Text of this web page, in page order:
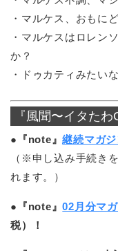
・マルケス、おもに
・マルケスはロレン
か？
・ドゥカティみたい
『風聞〜イタた
●『note』継続マガ
（※申し込み手続き
れます。）
●『note』02月分マ
税）！